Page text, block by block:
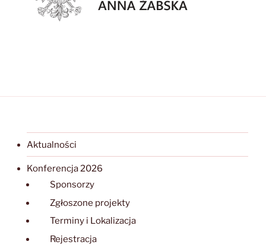
Aktualności
Konferencja 2026
Sponsorzy
Zgłoszone projekty
Terminy i Lokalizacja
Rejestracja